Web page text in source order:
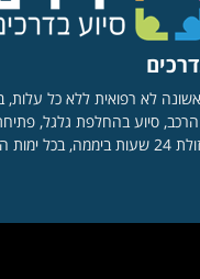
לא רפואית ללא כל עלות,
סיוע בהחלפת גלגל,
הארגון מספק עזרה לזולת 24 שעות